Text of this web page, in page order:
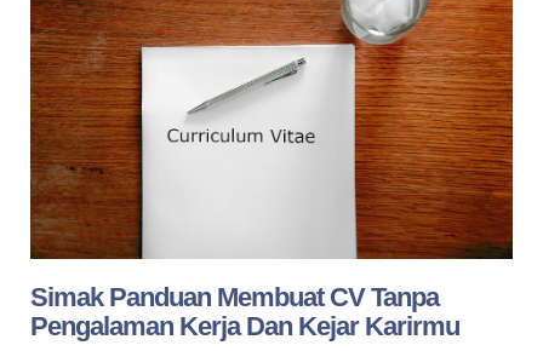
Simak Panduan Membuat CV Tanpa
Pengalaman Kerja Dan Kejar Karirmu